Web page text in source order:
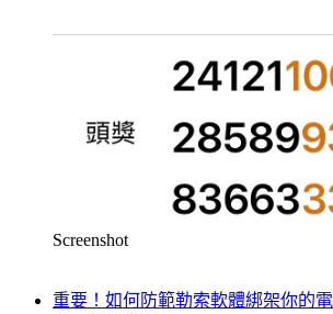
Screenshot
重要！如何防範勒索軟體綁架你的